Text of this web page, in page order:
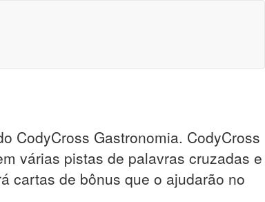
CodyCross Gastronomia. CodyCross
várias pistas de palavras cruzadas e
cartas de bônus que o ajudarão no